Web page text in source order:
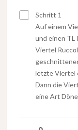
Schritt 1
Auf einem
und einen TL
Viertel
letzte Viertel
Dann die
eine Art